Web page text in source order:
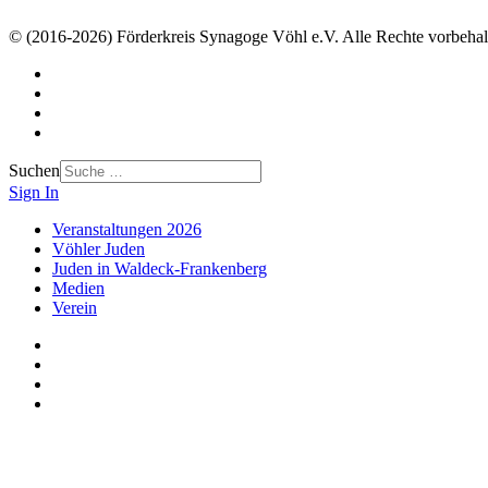
© (2016-2026) Förderkreis Synagoge Vöhl e.V. Alle Rechte
Suchen
Sign In
Veranstaltungen 2026
Vöhler Juden
Juden in Waldeck-Frankenberg
Medien
Verein